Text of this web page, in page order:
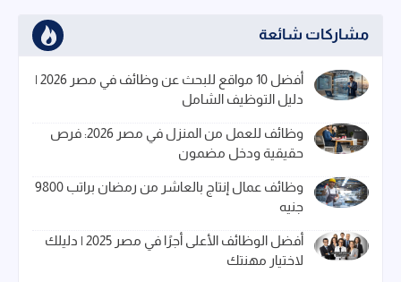
مشاركات شائعة
أفضل 10 مواقع للبحث عن وظائف في مصر 2026 |
دليل التوظيف الشامل
وظائف للعمل من المنزل في مصر 2026: فرص
حقيقية ودخل مضمون
وظائف عمال إنتاج بالعاشر من رمضان براتب 9800
جنيه
أفضل الوظائف الأعلى أجرًا في مصر 2025 | دليلك
لاختيار مهنتك